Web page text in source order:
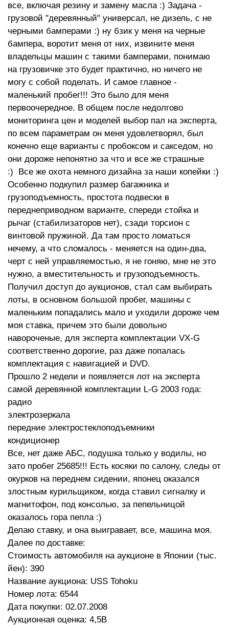
все, включая резину и замену масла :) Задача -
грузовой "деревянный" универсал, не дизель, с не
черными бамперами :) ну бзик у меня на черные
бампера, воротит меня от них, извините меня
владельцы машин с такими бамперами, понимаю
на грузовичке это будет практично, но ничего не
могу с собой поделать. И самое главное -
маленький пробег!!! Это было для меня
первоочередное. В общем после недолгово
мониторинга цен и моделей выбор пал на эксперта,
по всем параметрам он меня удовлетворял, был
конечно еще варианты с пробоксом и сакседом, но
они дороже непонятно за что и все же страшные
:) Все же охота немного дизайна за наши копейки :)
Особенно подкупил размер багажника и
грузоподъемность, простота подвески в
переднеприводном варианте, спереди стойка и
рычаг (стабилизаторов нет), сзади торсион с
винтовой пружиной. Да там просто ломаться
нечему, а что сломалось - меняется на один-два,
черт с ней управляемостью, я не гоняю, мне не это
нужно, а вместительность и грузоподъемность.
Получил доступ до аукционов, стал сам выбирать
лоты, в основном большой пробег, машины с
маленьким попадались мало и уходили дороже чем
моя ставка, причем это были довольно
навороченые, для эксперта комплектации VX-G
соответственно дорогие, раз даже попалась
комплектация с навигацией и DVD.
Прошло 2 недели и появляется лот на эксперта
самой деревянной комплектации L-G 2003 года:
радио
электрозеркала
передние электростеклоподъемники
кондиционер
Все, нет даже АБС, подушка только у водилы, но
зато пробег 25685!!! Есть косяки по салону, следы от
окурков на переднем сидении, японец оказался
злостным курильщиком, когда ставил сигналку и
магнитофон, под консолью, за пепельницой
оказалось гора пепла :)
Делаю ставку, и она выигравает, все, машина моя.
Далее по доставке:
Стоимость автомобиля на аукционе в Японии (тыс.
йен): 390
Название аукциона: USS Tohoku
Номер лота: 6544
Дата покупки: 02.07.2008
Аукционная оценка: 4,5B